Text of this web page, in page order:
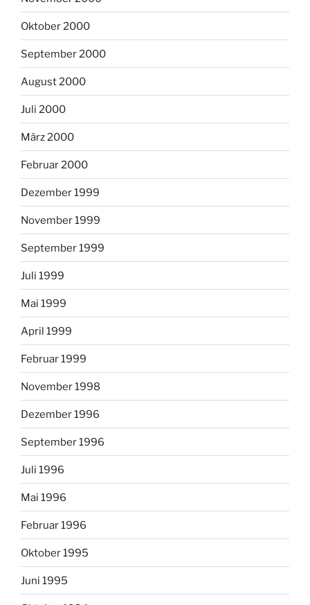
Oktober 2000
September 2000
August 2000
Juli 2000
März 2000
Februar 2000
Dezember 1999
November 1999
September 1999
Juli 1999
Mai 1999
April 1999
Februar 1999
November 1998
Dezember 1996
September 1996
Juli 1996
Mai 1996
Februar 1996
Oktober 1995
Juni 1995